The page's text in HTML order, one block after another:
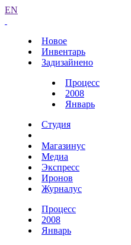
EN
Новое
Инвентарь
Задизайнено
Процесс
2008
Январь
Студия
Магазинус
Медиа
Экспресс
Иронов
Журналус
Процесс
2008
Январь